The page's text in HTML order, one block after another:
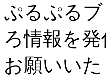
ぷるぷる
ろ情報を
お願いい